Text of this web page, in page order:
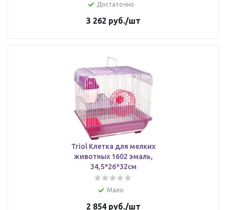
Достаточно
3 262 руб./шт
Triol Клетка для мелких
животных 1602 эмаль,
34,5*26*32см
Мало
2 854руб./шт